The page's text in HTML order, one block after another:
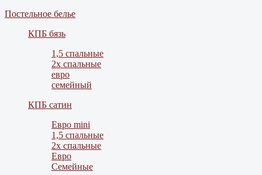
Постельное белье
КПБ бязь
1,5 спальные
2х спальные
евро
семейный
КПБ сатин
Евро mini
1,5 спальные
2х спальные
Евро
Семейные